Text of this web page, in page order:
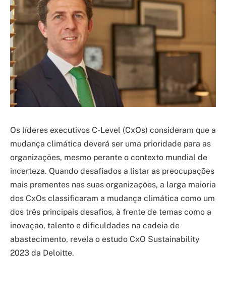
Os líderes executivos C-Level (CxOs) consideram que a
mudança climática deverá ser uma prioridade para as
organizações, mesmo perante o contexto mundial de
incerteza. Quando desafiados a listar as preocupações
mais prementes nas suas organizações, a larga maioria
dos CxOs classificaram a mudança climática como um
dos três principais desafios, à frente de temas como a
inovação, talento e dificuldades na cadeia de
abastecimento, revela o estudo CxO Sustainability
2023 da Deloitte.